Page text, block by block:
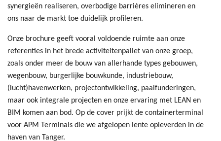
synergieën realiseren, overbodige barrières elimineren en
ons naar de markt toe duidelijk profileren.
Onze brochure geeft vooral voldoende ruimte aan onze
referenties in het brede activiteitenpallet van onze groep,
zoals onder meer de bouw van allerhande types gebouwen,
wegenbouw, burgerlijke bouwkunde, industriebouw,
(lucht)havenwerken, projectontwikkeling, paalfunderingen,
maar ook integrale projecten en onze ervaring met LEAN en
BIM komen aan bod. Op de cover prijkt de containerterminal
voor APM Terminals die we afgelopen lente opleverden in de
haven van Tanger.